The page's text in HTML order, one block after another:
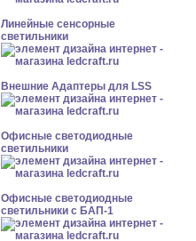
Линейные сенсорные
светильники
Внешние Адаптеры для LSS
Офисные светодиодные
светильники
Офисные светодиодные
светильники с БАП-1